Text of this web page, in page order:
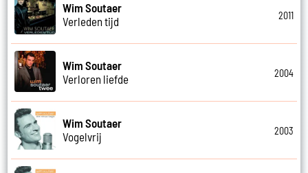
Wim Soutaer
Verleden tijd
2011
Wim Soutaer
Verloren liefde
2004
Wim Soutaer
Vogelvrij
2003